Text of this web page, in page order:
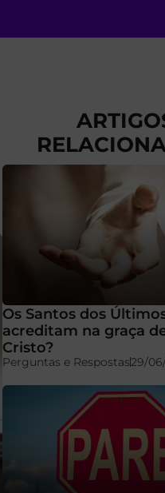
Os Santos dos
acreditam na graça
Cristo?
Perguntas e Respostas29/